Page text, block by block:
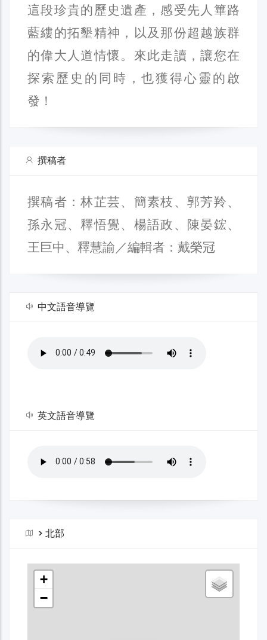
這段珍貴的歷史遺產，感受先人篳路
藍縷的拓墾精神，以及那份超越族群
的偉大人道情懷。來此走讀，讓您在
探索歷史的同時，也獲得心靈的啟
發！
撰稿者
撰稿者：林芷芸、簡素枝、郭芳羚、
孫永冠、釋悟覺、楊語政、陳晏鋐、
王巨中、釋慧諭／編輯者：戴榮冠
中文語音導覽
英文語音導覽
> 北部